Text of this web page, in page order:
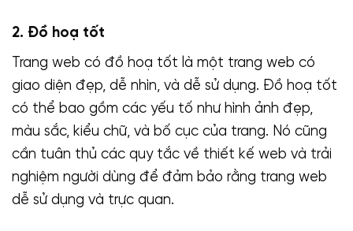
2. Đồ hoạ tốt
Trang web có đồ hoạ tốt là một trang web có
giao diện đẹp, dễ nhìn, và dễ sử dụng. Đồ hoạ tốt
có thể bao gồm các yếu tố như hình ảnh đẹp,
màu sắc, kiểu chữ, và bố cục của trang. Nó cũng
cần tuân thủ các quy tắc về thiết kế web và trải
nghiệm người dùng để đảm bảo rằng trang web
dễ sử dụng và trực quan.